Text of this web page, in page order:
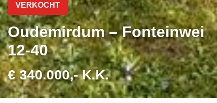
VERKOCHT
Oudemirdum – Fonteinwei
12-40
€ 340.000,- K.K.